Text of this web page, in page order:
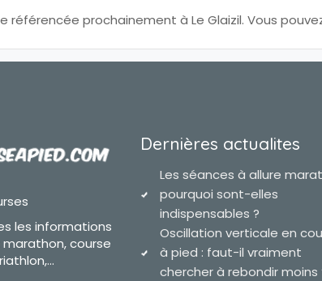
référencée prochainement à Le Glaizil. Vous
les informations
marathon, course
Dernières actualites
Les séances à allure
pourquoi sont-elles
indispensables ?
Oscillation verticale en
à pied : faut-il vraiment
chercher à rebondir moins